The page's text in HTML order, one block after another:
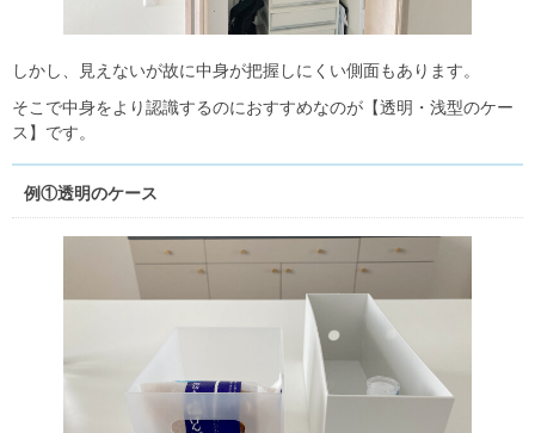
しかし、見えないが故に中身が把握しにくい側面もあります。
そこで中身をより認識するのにおすすめなのが【透明・浅型のケー
ス】です。
例①透明のケース